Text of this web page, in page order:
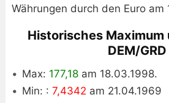
Währungen durch den Euro am
Historisches Maximum
DEM/GRD
Max: 177,18am 18.03.1998.
Min: : 7,4342 am 21.04.1969